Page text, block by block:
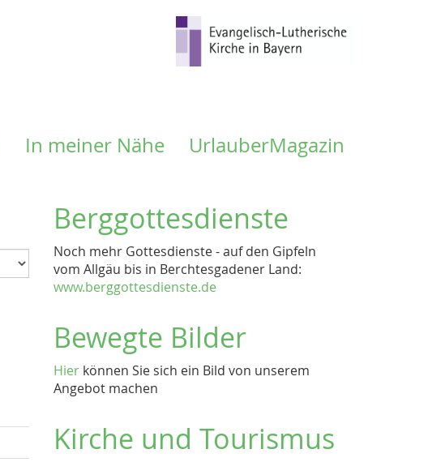
In meiner Nähe UrlauberMagazin
Berggottesdienste
Noch mehr Gottesdienste - auf den Gipfeln
vom Allgäu bis in Berchtesgadener Land:
www.berggottesdienste.de
Bewegte Bilder
Hier können Sie sich ein Bild von unserem
Angebot machen
Kirche und Tourismus